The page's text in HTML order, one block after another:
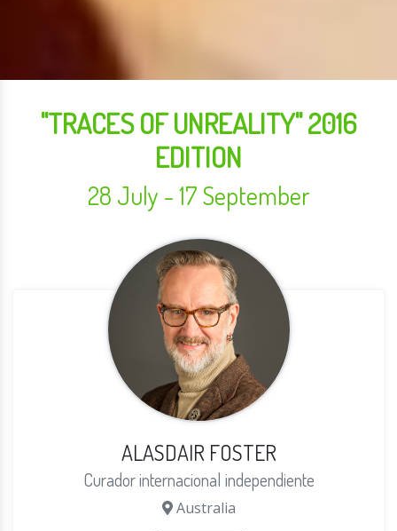
"TRACES OF UNREALITY" 2016
EDITION
28 July - 17 September
ALASDAIR FOSTER
Curador internacional independiente
Australia